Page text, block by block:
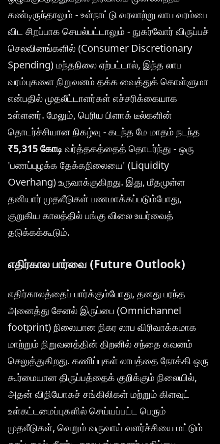
கண்டிருந்தாலும் - உள்நாட்டு வரலாற்று லாப வரம்பை
விட சிறப்பாக செயல்பட்டாலும் - நுகர்வோர் விருப்பச்
செலவினங்களில் (Consumer Discretionary
Spending) மந்தநிலை ஏற்பட்டால், இந்த லாப
வரம்புகளை நிறுவனம் தக்க வைத்துக் கொள்ளுமா
என்பதில் முதலீட்டாளர்கள் எச்சரிக்கையாக
உள்ளனர். மேலும், பெரிய பிளாக் டீல்களின்
தொடர்ச்சியான நிகழ்வு - கடந்த மே மாதம் நடந்த
₹5,315 கோடிவர்த்தகத்தைத் தொடர்ந்து - ஒரு
'பணப்புழக்க தேக்கநிலையை' (Liquidity
Overhang) உருவாக்குகிறது. இது, மீதமுள்ள
தனியார் முதலீடுகள் பணமாக்கப்படும்போது,
குறுகிய காலத்தில் பங்கு விலை உயர்வைத்
தடுக்கக்கூடும்.
எதிர்கால பார்வை (Future Outlook)
எதிர்காலத்தைப் பார்க்கும்போது, தனது பரந்த
அனைத்து சேனல் இருப்பை (Omnichannel
footprint) நிலையான நிகர லாப விரிவாக்கமாக
மாற்றும் நிறுவனத்தின் திறனில் சந்தை கவனம்
செலுத்துகிறது. கணிப்புகள் லாபத்தை நோக்கி ஒரு
கூர்மையான திருப்பத்தைக் குறிக்கும் நிலையில்,
அதன் விநியோகச் சங்கிலிகள் மற்றும் கிளவுட்
உள்கட்டமைப்புகளில் செய்யப்பட்ட பெரும்
முதலீடுகள், வெறும் வருவாய் வளர்ச்சியை மட்டும்